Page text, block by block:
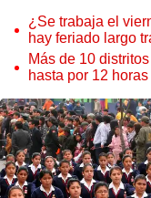
¿Se trabaja el
hay feriado largo
Más de 10
hasta por 12